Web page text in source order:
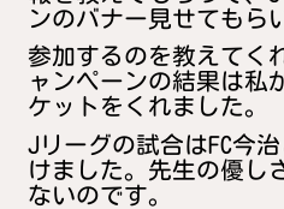
ンのバナー見せてもら
参加するのを教えてく
ャンペーンの結果は私
ケットをくれました。
Jリーグの試合はFC今
けました。先生の優し
ないのです。